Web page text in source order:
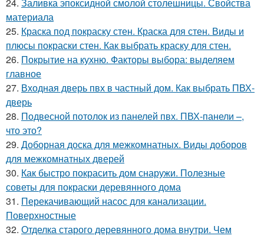
материала
25. Краска под покраску стен. Краска для стен. Виды и
плюсы покраски стен. Как выбрать краску для стен.
26. Покрытие на кухню. Факторы выбора: выделяем
главное
27. Входная дверь пвх в частный дом. Как выбрать ПВХ-
дверь
28. Подвесной потолок из панелей пвх. ПВХ-панели –,
что это?
29. Доборная доска для межкомнатных. Виды доборов
для межкомнатных дверей
30. Как быстро покрасить дом снаружи. Полезные
советы для покраски деревянного дома
31. Перекачивающий насос для канализации.
Поверхностные
32. Отделка старого деревянного дома внутри. Чем